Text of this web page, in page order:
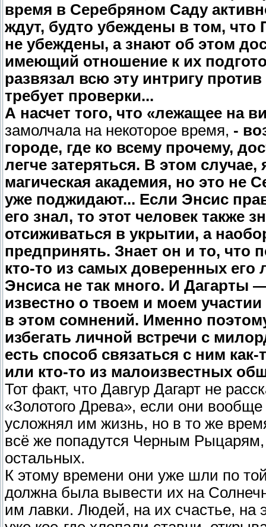
время в Серебряном Саду
ждут, будто убеждены в том,
не убеждены, а знают об этом
имеющий отношение к их
развязал всю эту интригу
требует проверки...
А насчет того, что «лежащее на
замолчала на некоторое время, -
городе, где ко всему прочему,
легче затеряться. В этом
магическая академия, но это не
уже поджидают... Если Энсис
его знал, то этот человек также
отсиживаться в укрытии, а
предпринять. Знает он и то, что
кто-то из самых доверенных его
Энсиса не так много. И Дагарты
известно о твоем и моем
в этом сомнений. Именно
избегать личной встречи с
есть способ связаться с ним
или кто-то из малоизвестных
Тот факт, что Давгур Дагарт не
«Золотого Древа», если они
усложнял им жизнь, но в то же
всё же попадутся Черным Рыцарям,
остальных.
К этому времени они уже шли по
должна была вывести их на
им лавки. Людей, на их счастье, на